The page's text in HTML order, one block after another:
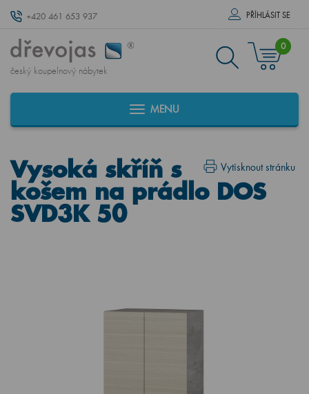
+420 461 653 937 PŘÍHLÁSIT SE
český koupelnový nábytek
0
MENU
Vytisknout stránku
Vysoká skříň s
košem na prádlo DOS
SVD3K 50